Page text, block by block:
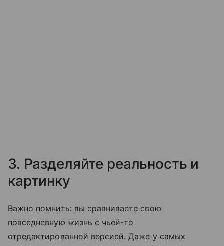
3. Разделяйте реальность и
картинку
Важно помнить: вы сравниваете свою
повседневную жизнь с чьей-то
отредактированной версией. Даже у самых